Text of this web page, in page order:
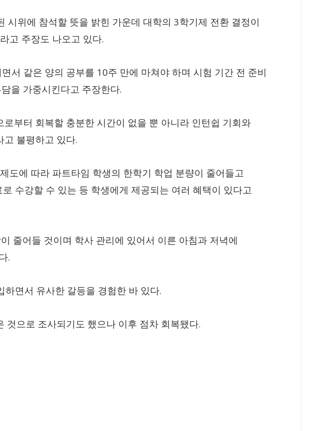
시위에 참석할 뜻을 밝힌 가운데 대학의 3학기제 전환 결정이
고 주장도 나오고 있다.
서 같은 양의 공부를 10주 만에 마쳐야 하며 시험 기간 전 준비
을 가중시킨다고 주장한다.
부터 회복할 충분한 시간이 없을 뿐 아니라 인턴쉽 기회와
고 불평하고 있다.
도에 따라 파트타임 학생의 한학기 학업 분량이 줄어들고
수강할 수 있는 등 학생에게 제공되는 여러 혜택이 있다고
줄어들 것이며 학사 관리에 있어서 이른 아침과 저녁에
.
하면서 유사한 갈등을 경험한 바 있다.
것으로 조사되기도 했으나 이후 점차 회복됐다.